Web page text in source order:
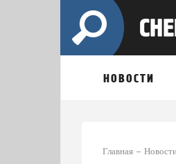
НОВОСТИ
Главная